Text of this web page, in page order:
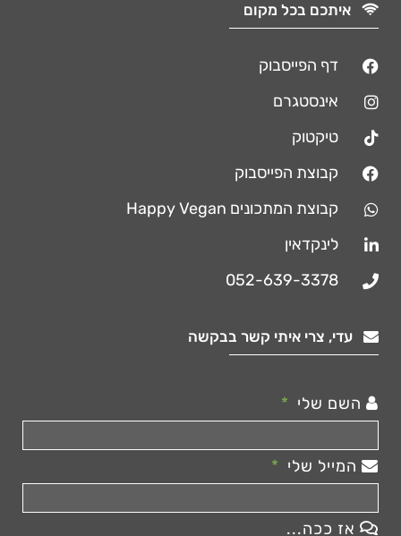
איתכם בכל מקום
דף הפייסבוק
אינסטגרם
טיקטוק
קבוצת הפייסבוק
קבוצת המתכונים Happy Vegan
לינקדאין
052-639-3378
עדי, צרי איתי קשר בבקשה
השם שלי
המייל שלי
אז ככה...